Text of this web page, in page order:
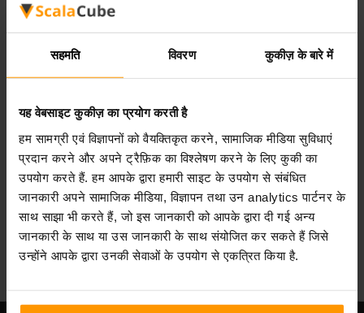
सहमति विवरण कुकीज़ के बारे में
यह वेबसाइट कुकीज़ का प्रयोग करती है
हम सामग्री एवं विज्ञापनों को वैयक्तिकृत करने, सामाजिक मीडिया सुविधाएं
प्रदान करने और अपने ट्रैफ़िक का विश्लेषण करने के लिए कुकी का
उपयोग करते हैं. हम आपके द्वारा हमारी साइट के उपयोग से संबंधित
जानकारी अपने सामाजिक मीडिया, विज्ञापन तथा उन analytics पार्टनर के
साथ साझा भी करते हैं, जो इस जानकारी को आपके द्वारा दी गई अन्य
जानकारी के साथ या उस जानकारी के साथ संयोजित कर सकते हैं जिसे
उन्होंने आपके द्वारा उनकी सेवाओं के उपयोग से एकत्रित किया है.
Valheim
सर्वर होस्टिंग
All Games